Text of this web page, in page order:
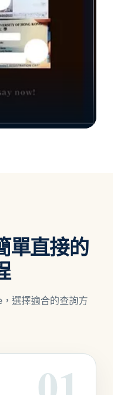
單直接的
選擇適合的查詢方